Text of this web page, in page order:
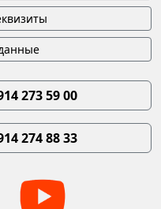
273 59 00
274 88 33